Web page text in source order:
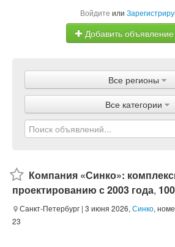
Войдите или
Добавить объявление
Объявления
Магазины
Услуги
Все регионы
Все категории
Компания «Синко»:
проектированию с 2003 года,
Санкт-Петербург | 3 июня 2026, Синко,
23